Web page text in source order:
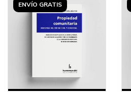
ENVÍO GRATIS